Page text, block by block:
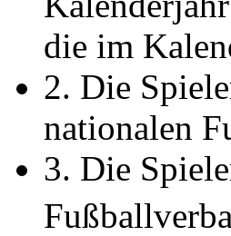
die im
2. Die
nationalen
3. Die